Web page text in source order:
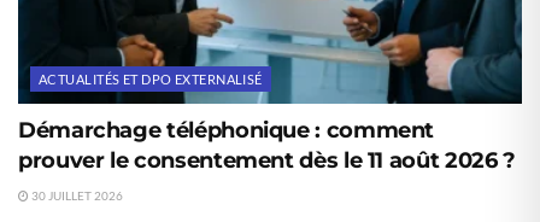
ACTUALITÉS ET DPO EXTERNALISÉ
Démarchage téléphonique : comment
prouver le consentement dès le 11 août 2026 ?
30 JUILLET 2026